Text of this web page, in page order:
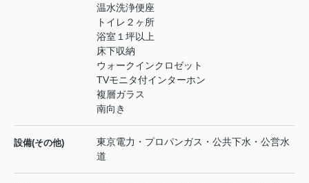
温水洗浄便座
トイレ２ヶ所
浴室１坪以上
床下収納
ウォークインクロゼット
TVモニタ付インターホン
複層ガラス
南向き
設備(その他)
東京電力・プロパンガス・公共下水・公営水
道